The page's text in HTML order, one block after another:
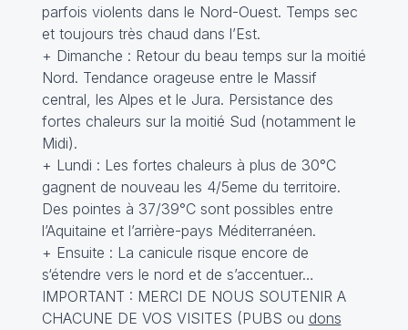
parfois violents dans le Nord-Ouest. Temps sec
et toujours très chaud dans l’Est.
+ Dimanche : Retour du beau temps sur la moitié
Nord. Tendance orageuse entre le Massif
central, les Alpes et le Jura. Persistance des
fortes chaleurs sur la moitié Sud (notamment le
Midi).
+ Lundi : Les fortes chaleurs à plus de 30°C
gagnent de nouveau les 4/5eme du territoire.
Des pointes à 37/39°C sont possibles entre
l’Aquitaine et l’arrière-pays Méditerranéen.
+ Ensuite : La canicule risque encore de
s‘étendre vers le nord et de s’accentuer…
IMPORTANT : MERCI DE NOUS SOUTENIR A
CHACUNE DE VOS VISITES (PUBS ou dons